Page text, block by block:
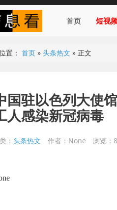
首页 短视
置： 首页 » 头条热文 » 正文
国驻以色列大使
人感染新冠病毒
： 头条热文 作者：None 浏览：